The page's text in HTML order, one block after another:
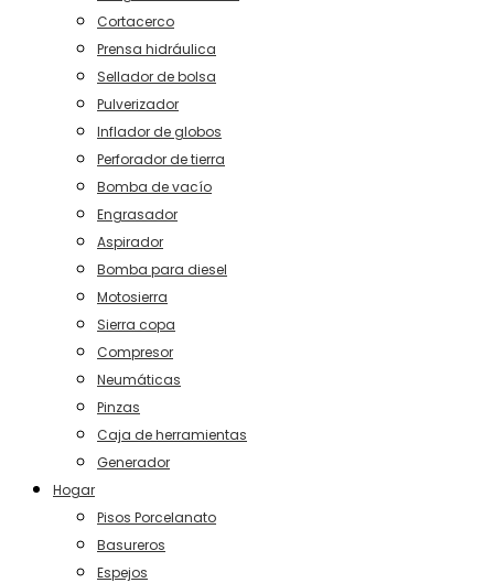
Cortacerco
Prensa hidráulica
Sellador de bolsa
Pulverizador
Inflador de globos
Perforador de tierra
Bomba de vacío
Engrasador
Aspirador
Bomba para diesel
Motosierra
Sierra copa
Compresor
Neumáticas
Pinzas
Caja de herramientas
Generador
Hogar
Pisos Porcelanato
Basureros
Espejos